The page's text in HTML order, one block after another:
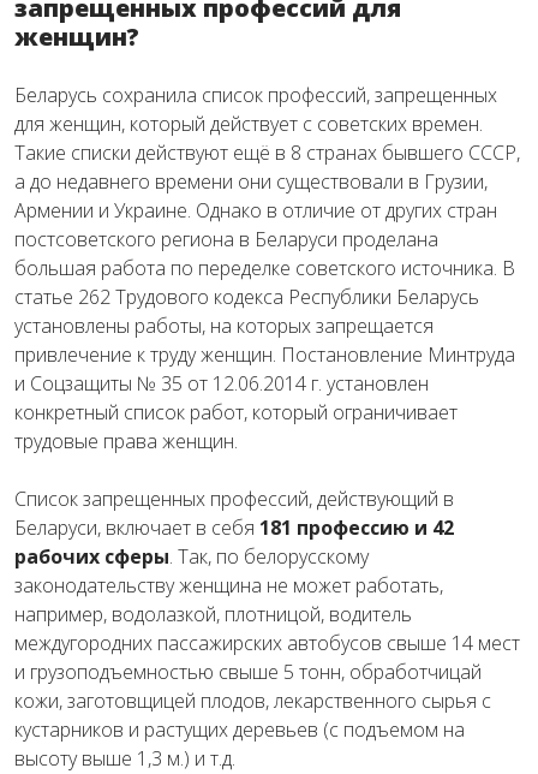
запрещенных профессий для
женщин?
Беларусь сохранила список профессий, запрещенных
для женщин, который действует с советских времен.
Такие списки действуют ещё в 8 странах бывшего СССР,
а до недавнего времени они существовали в Грузии,
Армении и Украине. Однако в отличие от других стран
постсоветского региона в Беларуси проделана
большая работа по переделке советского источника. В
статье 262 Трудового кодекса Республики Беларусь
установлены работы, на которых запрещается
привлечение к труду женщин. Постановление Минтруда
и Соцзащиты № 35 от 12.06.2014 г. установлен
конкретный список работ, который ограничивает
трудовые права женщин.
Список запрещенных профессий, действующий в
Беларуси, включает в себя 181 профессию и 42
рабочих сферы. Так, по белорусскому
законодательству женщина не может работать,
например, водолазкой, плотницой, водитель
междугородних пассажирских автобусов свыше 14 мест
и грузоподъемностью свыше 5 тонн, обработчицай
кожи, заготовщицей плодов, лекарственного сырья с
кустарников и растущих деревьев (с подъемом на
высоту выше 1,3 м.) и т.д.